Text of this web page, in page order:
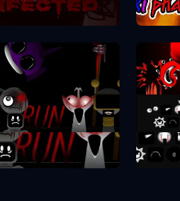
Sprunki Phase 2
Sprunki Phase 7